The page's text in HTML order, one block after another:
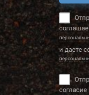
и даете